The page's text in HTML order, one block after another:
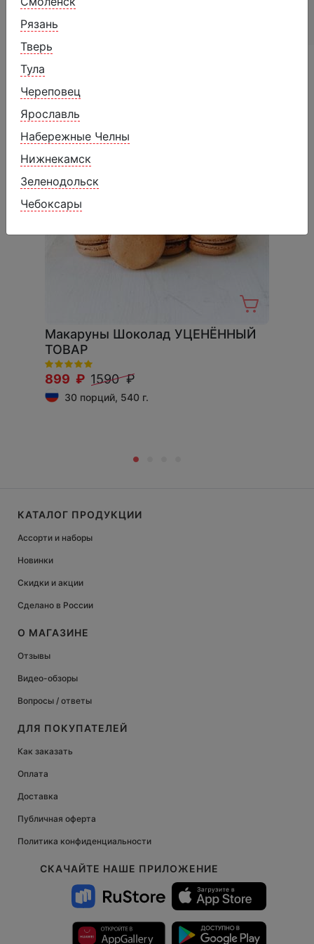
Рязань
Тверь
Тула
Череповец
Ярославль
Набережные Челны
Нижнекамск
Зеленодольск
Чебоксары
Углеводы
Калорийность
Макаруны Шоколад УЦЕНЁННЫЙ
ТОВАР
899 ₽ 1590 ₽
30 порций, 540 г.
СКАЧАЙТЕ НАШЕ ПРИЛОЖЕНИЕ
КАТАЛОГ ПРОДУКЦИИ
Ассорти и наборы
Новинки
Скидки и акции
Сделано в России
О МАГАЗИНЕ
Отзывы
Видео-обзоры
Вопросы / ответы
ДЛЯ ПОКУПАТЕЛЕЙ
Как заказать
Оплата
Доставка
Публичная оферта
Политика конфиденциальности